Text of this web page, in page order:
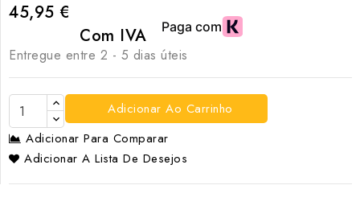
45,95 €
Com IVA
Entregue entre 2 - 5 dias úteis
Adicionar Ao Carrinho
Adicionar Para Comparar
Adicionar A Lista De Desejos